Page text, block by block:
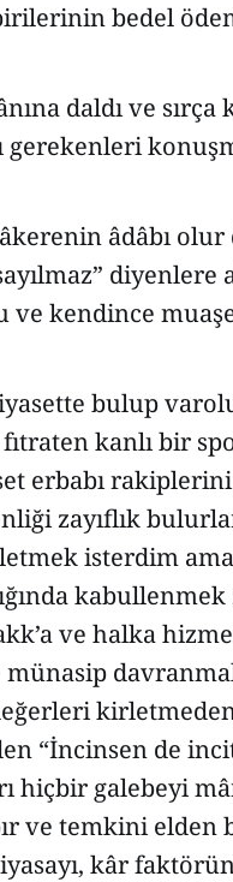
bedel
daldı ve
âdâbı olur
diyenlere
kendince
bulup
kanlı bir
erbabı
zayıflık
isterdim
ve halka
münasip
“İncinsen de
hiçbir galebeyi
ve temkini
kâr